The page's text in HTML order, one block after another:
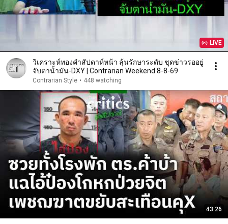
LIVE
วิเคราะห์ทองคำสัปดาห์หน้า ลุ้นรักษาระดับ ชุดข่าวรออยู่
จับตาน้ำมัน-DXY | Contrarian Weekend 8-8-69
Contrarian Style • 448 watching
43:26